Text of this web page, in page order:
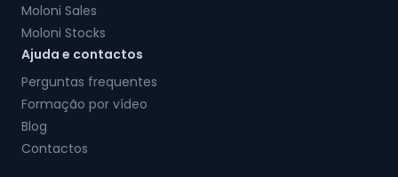
Moloni Sales
Moloni Stocks
Ajuda e contactos
Perguntas frequentes
Formação por vídeo
Blog
Contactos